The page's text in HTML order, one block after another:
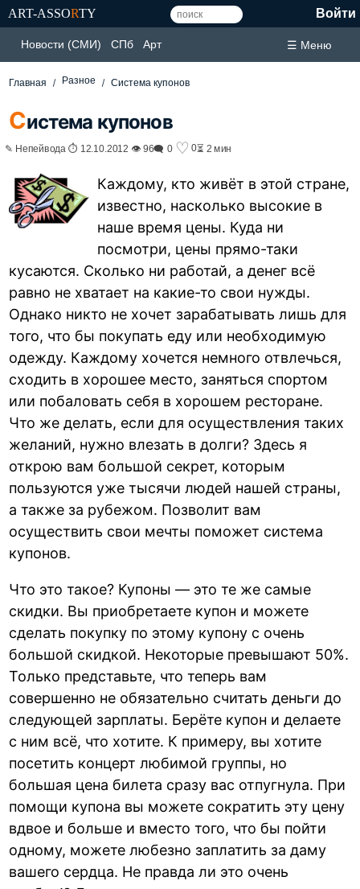
ART-ASSORTY Войти
Новости (СМИ) СПб Арт ☰ Меню
Главная Разное Система купонов
Система купонов
✎ Непейвода ⏱ 12.10.2012 👁 96🗨 0 ♡ 0⏳ 2 мин
Каждому, кто живёт в этой стране,
известно, насколько высокие в
наше время цены. Куда ни
посмотри, цены прямо-таки
кусаются. Сколько ни работай, а денег всё
равно не хватает на какие-то свои нужды.
Однако никто не хочет зарабатывать лишь для
того, что бы покупать еду или необходимую
одежду. Каждому хочется немного отвлечься,
сходить в хорошее место, заняться спортом
или побаловать себя в хорошем ресторане.
Что же делать, если для осуществления таких
желаний, нужно влезать в долги? Здесь я
открою вам большой секрет, которым
пользуются уже тысячи людей нашей страны,
а также за рубежом. Позволит вам
осуществить свои мечты поможет система
купонов.
Что это такое? Купоны — это те же самые
скидки. Вы приобретаете купон и можете
сделать покупку по этому купону с очень
большой скидкой. Некоторые превышают 50%.
Только представьте, что теперь вам
совершенно не обязательно считать деньги до
следующей зарплаты. Берёте купон и делаете
с ним всё, что хотите. К примеру, вы хотите
посетить концерт любимой группы, но
большая цена билета сразу вас отпугнула. При
помощи купона вы можете сократить эту цену
вдвое и больше и вместо того, что бы пойти
одному, можете любезно заплатить за даму
вашего сердца. Не правда ли это очень